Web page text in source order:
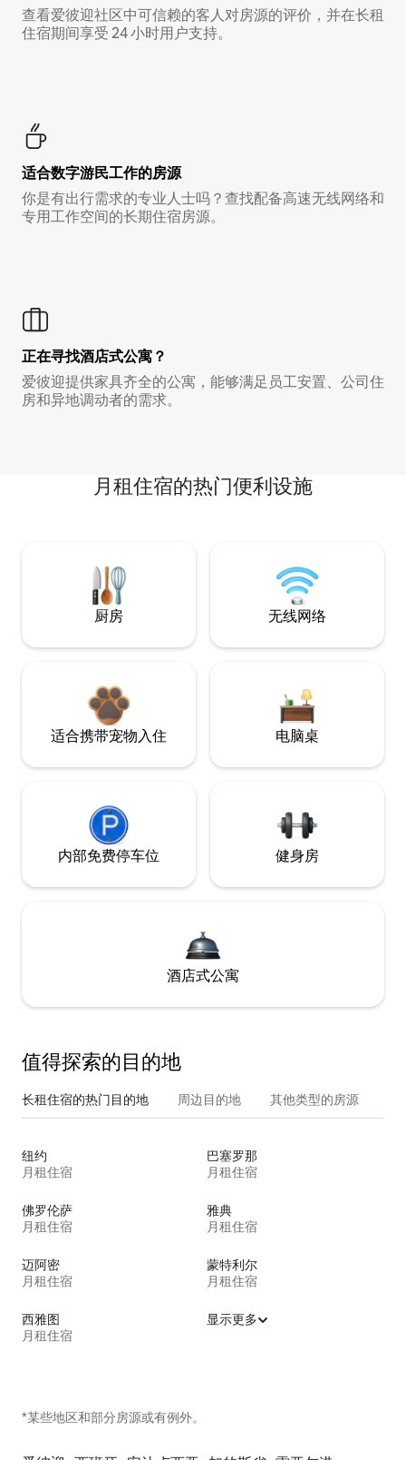
查看爱彼迎社区中可信赖的客人对房源的评价，并在长租
住宿期间享受 24 小时用户支持。
适合数字游民工作的房源
你是有出行需求的专业人士吗？查找配备高速无线网络和
专用工作空间的长期住宿房源。
正在寻找酒店式公寓？
爱彼迎提供家具齐全的公寓，能够满足员工安置、公司住
房和异地调动者的需求。
月租住宿的热门便利设施
厨房 无线网络
适合携带宠物入住 电脑桌
内部免费停车位 健身房
酒店式公寓
值得探索的目的地
长租住宿的热门目的地 周边目的地 其他类型的房源
纽约
月租住宿
巴塞罗那
月租住宿
佛罗伦萨
月租住宿
雅典
月租住宿
迈阿密
月租住宿
蒙特利尔
月租住宿
西雅图
月租住宿
显示更多
*某些地区和部分房源或有例外。